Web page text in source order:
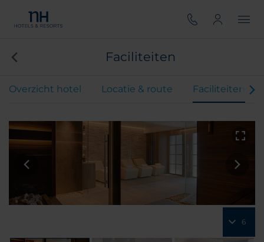
Faciliteiten
Overzicht hotel Locatie & route Faciliteiten
6